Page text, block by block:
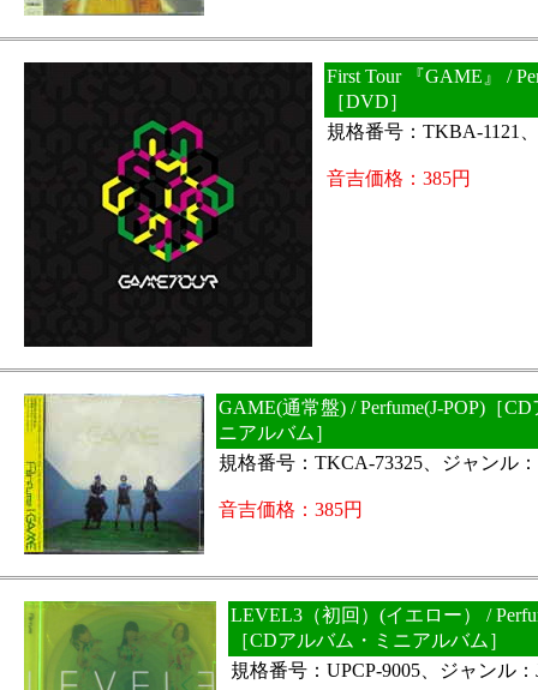
First Tour 『GAME』 /
［DVD］
規格番号：TKBA-1121
音吉価格：385円
GAME(通常盤) / Perfume(J-POP)［
ニアルバム］
規格番号：TKCA-73325、ジャンル：
音吉価格：385円
LEVEL3（初回）(イエロー） /
［CDアルバム・ミニアルバム］
規格番号：UPCP-9005、ジャンル：